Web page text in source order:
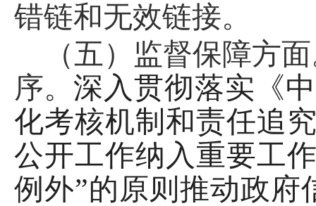
错链和无效链接。
（五）监督保障方
序。 深入贯彻落实《
化考核机制和责任追
公开工作纳入重要工
例外”的原则推动政府